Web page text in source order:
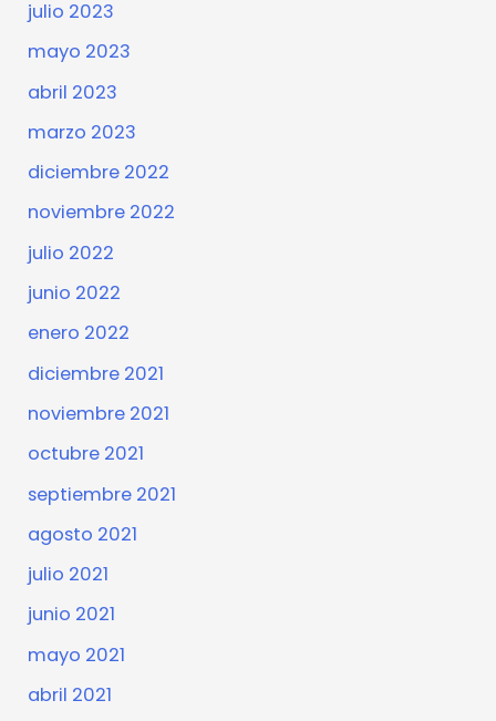
julio 2023
mayo 2023
abril 2023
marzo 2023
diciembre 2022
noviembre 2022
julio 2022
junio 2022
enero 2022
diciembre 2021
noviembre 2021
octubre 2021
septiembre 2021
agosto 2021
julio 2021
junio 2021
mayo 2021
abril 2021